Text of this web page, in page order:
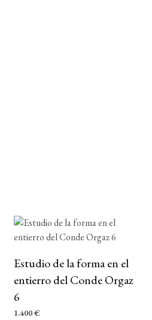
Estudio de la forma en el
entierro del Conde Orgaz
6
1.400€